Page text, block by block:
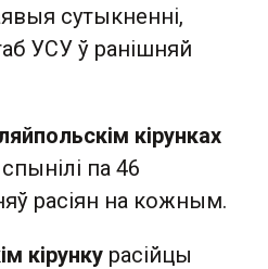
сутыкненні,
УСУ ў ранішняй
кірунках
па 46
расіян на кожным.
кірунку расійцы